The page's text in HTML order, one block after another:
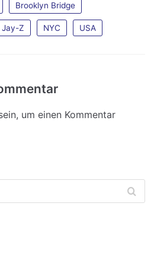
Brooklyn Bridge
Jay-Z NYC USA
um einen Kommentar